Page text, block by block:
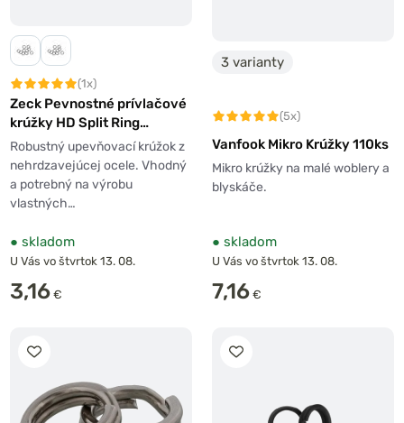
(1x)
Zeck Pevnostné prívlačové
krúžky HD Split Ring
Predator 10 ks
Robustný upevňovací krúžok z
nehrdzavejúcej ocele. Vhodný
a potrebný na výrobu
vlastných…
● skladom
U Vás vo štvrtok 13. 08.
3,16 €
3 varianty
(5x)
Vanfook Mikro Krúžky 110ks
Mikro krúžky na malé woblery a
blyskáče.
● skladom
U Vás vo štvrtok 13. 08.
7,16 €